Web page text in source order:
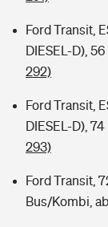
Ford Transit,
DIESEL-D),
292)
Ford Transit,
DIESEL-D),
293)
Ford Transit,
Bus/Kombi,